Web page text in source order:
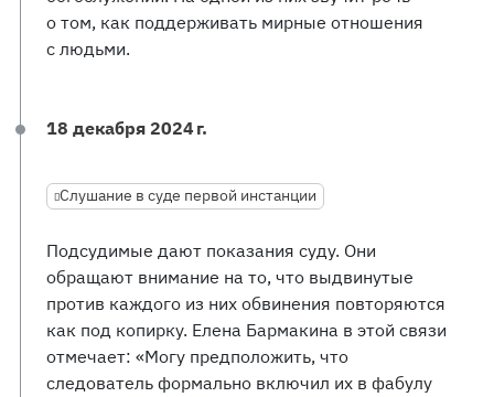
о том, как поддерживать мирные отношения
с людьми.
18 декабря 2024 г.
Слушание в суде первой инстанции
Подсудимые дают показания суду. Они
обращают внимание на то, что выдвинутые
против каждого из них обвинения повторяются
как под копирку. Елена Бармакина в этой связи
отмечает: «Могу предположить, что
следователь формально включил их в фабулу